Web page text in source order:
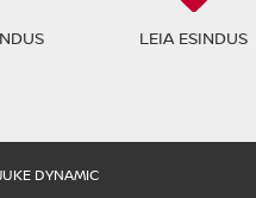
LEIA ESINDUS
DYNAMIC